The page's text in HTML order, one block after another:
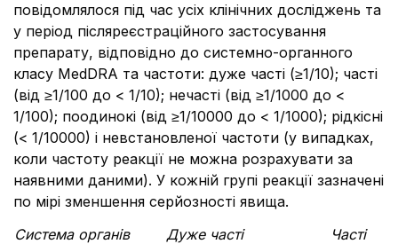
повідомлялося під час усіх клінічних досліджень та
у період післяреєстраційного застосування
препарату, відповідно до системно-органного
класу MedDRA та частоти: дуже часті (≥1/10); часті
(від ≥1/100 до < 1/10); нечасті (від ≥1/1000 до <
1/100); поодинокі (від ≥1/10000 до < 1/1000); рідкісні
(< 1/10000) і невстановленої частоти (у випадках,
коли частоту реакції не можна розрахувати за
наявними даними). У кожній групі реакції зазначені
по мірі зменшення серйозності явища.
Система органів
Дуже часті Часті